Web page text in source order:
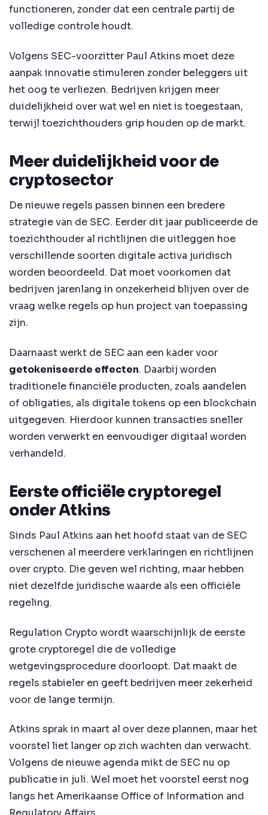
functioneren, zonder dat een centrale partij de
volledige controle houdt.
Volgens SEC-voorzitter Paul Atkins moet deze
aanpak innovatie stimuleren zonder beleggers uit
het oog te verliezen. Bedrijven krijgen meer
duidelijkheid over wat wel en niet is toegestaan,
terwijl toezichthouders grip houden op de markt.
Meer duidelijkheid voor de
cryptosector
De nieuwe regels passen binnen een bredere
strategie van de SEC. Eerder dit jaar publiceerde de
toezichthouder al richtlijnen die uitleggen hoe
verschillende soorten digitale activa juridisch
worden beoordeeld. Dat moet voorkomen dat
bedrijven jarenlang in onzekerheid blijven over de
vraag welke regels op hun project van toepassing
zijn.
Daarnaast werkt de SEC aan een kader voor
getokeniseerde effecten. Daarbij worden
traditionele financiële producten, zoals aandelen
of obligaties, als digitale tokens op een blockchain
uitgegeven. Hierdoor kunnen transacties sneller
worden verwerkt en eenvoudiger digitaal worden
verhandeld.
Eerste officiële cryptoregel
onder Atkins
Sinds Paul Atkins aan het hoofd staat van de SEC
verschenen al meerdere verklaringen en richtlijnen
over crypto. Die geven wel richting, maar hebben
niet dezelfde juridische waarde als een officiële
regeling.
Regulation Crypto wordt waarschijnlijk de eerste
grote cryptoregel die de volledige
wetgevingsprocedure doorloopt. Dat maakt de
regels stabieler en geeft bedrijven meer zekerheid
voor de lange termijn.
Atkins sprak in maart al over deze plannen, maar het
voorstel liet langer op zich wachten dan verwacht.
Volgens de nieuwe agenda mikt de SEC nu op
publicatie in juli. Wel moet het voorstel eerst nog
langs het Amerikaanse Office of Information and